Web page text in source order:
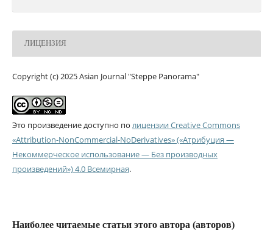
ЛИЦЕНЗИЯ
Copyright (c) 2025 Asian Journal "Steppe Panorama"
Это произведение доступно по лицензии Creative Commons
«Attribution-NonCommercial-NoDerivatives» («Атрибуция —
Некоммерческое использование — Без производных
произведений») 4.0 Всемирная.
Наиболее читаемые статьи этого автора (авторов)